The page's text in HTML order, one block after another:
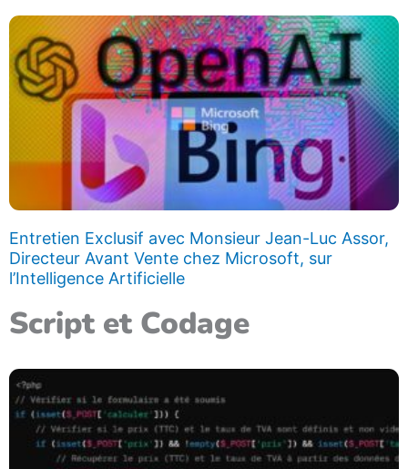
Entretien Exclusif avec Monsieur Jean-Luc Assor,
Directeur Avant Vente chez Microsoft, sur
l’Intelligence Artificielle
Script et Codage